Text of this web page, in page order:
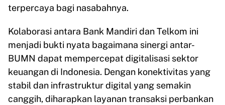
terpercaya bagi nasabahnya.
Kolaborasi antara Bank Mandiri dan Telkom ini
menjadi bukti nyata bagaimana sinergi antar-
BUMN dapat mempercepat digitalisasi sektor
keuangan di Indonesia. Dengan konektivitas yang
stabil dan infrastruktur digital yang semakin
canggih, diharapkan layanan transaksi perbankan